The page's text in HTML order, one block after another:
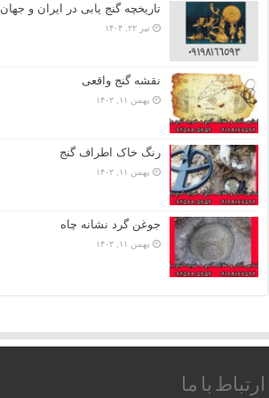
تاریخچه گنج‌ یابی در ایران و جهان
تیر ۲۲, ۱۴۰۴
نقشه گنج واقعی
بهمن ۱۱, ۱۴۰۲
رنگ خاک اطراف گنج
بهمن ۱۱, ۱۴۰۲
جوغن گرد نشانه چاه
بهمن ۱۱, ۱۴۰۲
ارتباط با ما